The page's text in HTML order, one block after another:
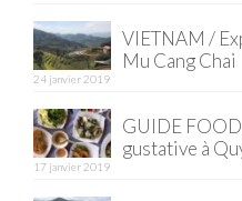
EUROPE
La Réunion
VIETNAM /
Mu Cang Chai
24 janvier 2019
GUIDE
gustative à
17 janvier 2019